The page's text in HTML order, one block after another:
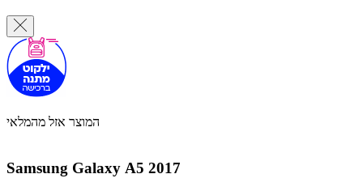
המוצר אזל מהמלאי
Samsung Galaxy A5 2017